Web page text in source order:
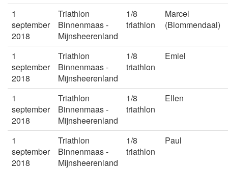
1
september
2018
Triathlon
Binnenmaas -
Mijnsheerenland
1/8
triathlon
Marcel
(Blommendaal)
1
september
2018
Triathlon
Binnenmaas -
Mijnsheerenland
1/8
triathlon
Emiel
1
september
2018
Triathlon
Binnenmaas -
Mijnsheerenland
1/8
triathlon
Ellen
1
september
2018
Triathlon
Binnenmaas -
Mijnsheerenland
1/8
triathlon
Paul